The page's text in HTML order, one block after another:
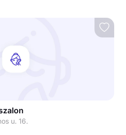
u. 16.